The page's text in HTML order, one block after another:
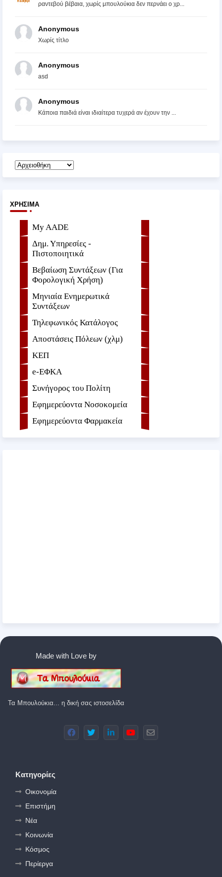
ραντεβού βέβαια, χωρίς μπουλούκια δεν περνάει ο χρ...
Anonymous
Χωρίς τίτλο
Anonymous
asd
Anonymous
Κάποια παιδιά είναι ιδιαίτερα τυχερά αν έχουν την ...
ΧΡΉΣΙΜΑ
My AADE
Δημ. Υπηρεσίες -
Πιστοποιητικά
Βεβαίωση Συντάξεων (Για
Φορολογική Χρήση)
Μηνιαία Ενημερωτικά
Συντάξεων
Τηλεφωνικός Κατάλογος
Αποστάσεις Πόλεων (χλμ)
ΚΕΠ
e-ΕΦKA
Συνήγορος του Πολίτη
Εφημερεύοντα Νοσοκομεία
Εφημερεύοντα Φαρμακεία
Made with Love by
Τα Μπουλούκια... η δική σας ιστοσελίδα
Κατηγορίες
Οικονομία
Επιστήμη
Νέα
Κοινωνία
Κόσμος
Περίεργα